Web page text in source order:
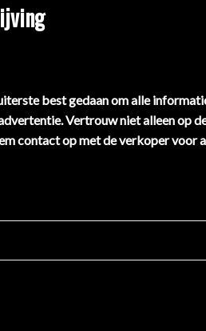
best gedaan om alle
Vertrouw niet alleen op
contact op met de verkoper voor